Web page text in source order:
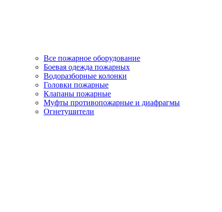
Все пожарное оборудование
Боевая одежда пожарных
Водоразборные колонки
Головки пожарные
Клапаны пожарные
Муфты противопожарные и диафрагмы
Огнетушители